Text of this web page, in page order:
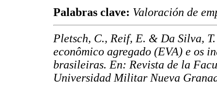
Palabras clave: Valoración de
Pletsch, C., Reif, E. & Da Silva,
econômico agregado (EVA) e os
brasileiras. En: Revista de la
Universidad Militar Nueva